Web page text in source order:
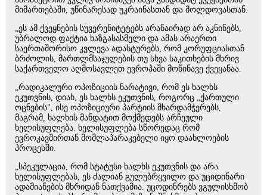
მიმართებაში, უწინარესად უკრაინასთან და მოლდოვასთან.
„ეს ამ ქვეყნების სუვერენიტეტებს არანაირად არ აკნინებს,
უბრალოდ ფაქტია ხაზგასასმელი და ამას არაერთი
საერთაშორისო კვლევა ადასტურებს, რომ კორუფციასთან
ბრძოლის, მართლმსაჯულების თუ სხვა საკითხების მხრივ
საქართველო აღმოსავლეთ ევროპაში მოწინავე ქვეყანაა.
„რადიკალური ოპოზიციის ნარატივი, რომ ეს ხალხს
ეკუთვნის, დიახ, ეს ხალხს ეკუთვნის, როგორც „ქართული
ოცნების", ისე ოპოზიციური პარტიის მხარდამჭერებს,
მაგრამ, ხალხის მანდატით მოქმედებს არჩეული
ხელისუფლება. ხელისუფლება სწორედაც რომ
ევროკავშირთან მომლაპარაკებელი იყო დაახლოების
პროცესში.
„სპეკულაცია, რომ სტატუსი ხალხს ეკუთვნის და არა
ხელისუფლებას, ეს ძალიან გულუბრყვილო და უციდინარი
ადამიანების მხრიდან ნათქვამია. უცოდინრებს ვგულისხმობ